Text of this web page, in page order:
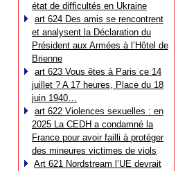
état de difficultés en Ukraine
art 624 Des amis se rencontrent
et analysent la Déclaration du
Président aux Armées à l’Hôtel de
Brienne
art 623 Vous êtes à Paris ce 14
juillet ? A 17 heures, Place du 18
juin 1940…
art 622 Violences sexuelles : en
2025 La CEDH a condamné la
France pour avoir failli à protéger
des mineures victimes de viols
Art 621 Nordstream l’UE devrait